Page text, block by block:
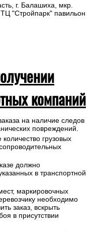
г. Балашиха, мкр.
"Стройпарк" павильон
компаний
на наличие следов
повреждений.
грузовых
должно
в транспортной
маркировочных
необходимо
заказ, вскрыть
в присутствии